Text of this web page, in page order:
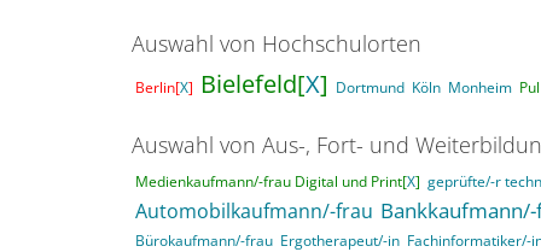
Auswahl von Hochschulorten
Berlin[X] Bielefeld[X] Dortmund Köln Monheim
Auswahl von Aus-, Fort- und
Medienkaufmann/-frau Digital und Print[X] geprüfte/-r
Automobilkaufmann/-frau
Bürokaufmann/-frau Ergotherapeut/-in Fachinformatiker/-